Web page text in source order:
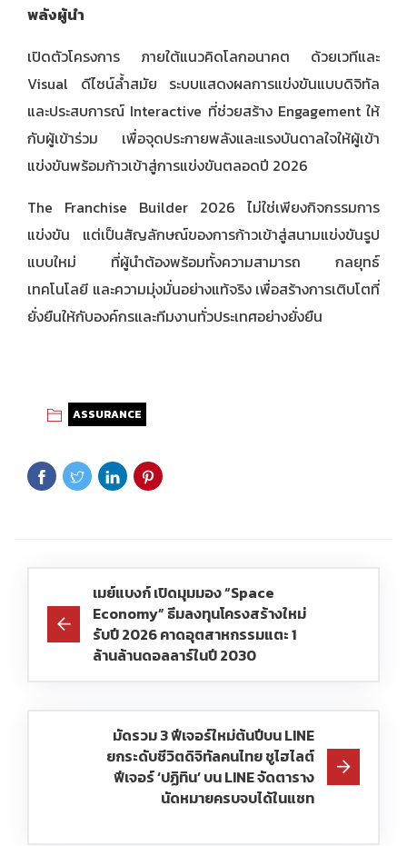
พลังผู้นำ
เปิดตัวโครงการ ภายใต้แนวคิดโลกอนาคต ด้วยเวทีและ
Visual ดีไซน์ล้ำสมัย ระบบแสดงผลการแข่งขันแบบดิจิทัล
และประสบการณ์ Interactive ที่ช่วยสร้าง Engagement ให้
กับผู้เข้าร่วม เพื่อจุดประกายพลังและแรงบันดาลใจให้ผู้เข้า
แข่งขันพร้อมก้าวเข้าสู่การแข่งขันตลอดปี 2026
The Franchise Builder 2026 ไม่ใช่เพียงกิจกรรมการ
แข่งขัน แต่เป็นสัญลักษณ์ของการก้าวเข้าสู่สนามแข่งขันรูป
แบบใหม่ ที่ผู้นำต้องพร้อมทั้งความสามารถ กลยุทธ์
เทคโนโลยี และความมุ่งมั่นอย่างแท้จริง เพื่อสร้างการเติบโตที่
ยั่งยืนให้กับองค์กรและทีมงานทั่วประเทศอย่างยั่งยืน
ASSURANCE
เมย์แบงก์ เปิดมุมมอง “Space
Economy” ธีมลงทุนโครงสร้างใหม่
รับปี 2026 คาดอุตสาหกรรมแตะ 1
ล้านล้านดอลลาร์ในปี 2030
มัดรวม 3 ฟีเจอร์ใหม่ต้นปีบน LINE
ยกระดับชีวิตดิจิทัลคนไทย ชูไฮไลต์
ฟีเจอร์ ‘ปฏิทิน’ บน LINE จัดตาราง
นัดหมายครบจบได้ในแชท